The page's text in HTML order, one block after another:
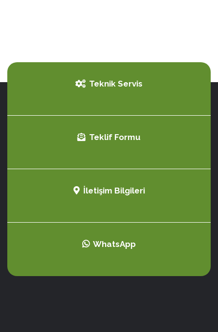
Teknik Servis
Teklif Formu
İletişim Bilgileri
WhatsApp